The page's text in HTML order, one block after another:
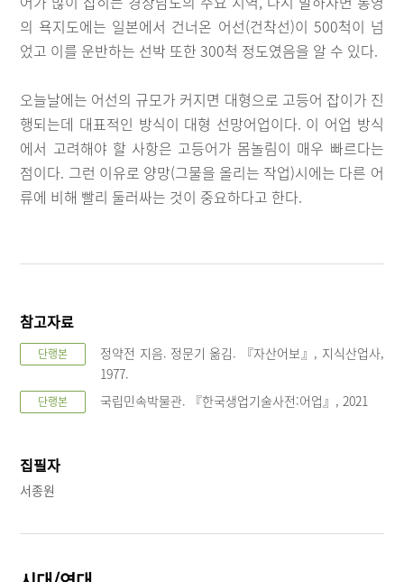
의 욕지도에는 일본에서 건너온 어선(건착선)이 500척이 넘
었고 이를 운반하는 선박 또한 300척 정도였음을 알 수 있다.
오늘날에는 어선의 규모가 커지면 대형으로 고등어 잡이가 진
행되는데 대표적인 방식이 대형 선망어업이다. 이 어업 방식
에서 고려해야 할 사항은 고등어가 몸놀림이 매우 빠르다는
점이다. 그런 이유로 양망(그물을 올리는 작업)시에는 다른 어
류에 비해 빨리 둘러싸는 것이 중요하다고 한다.
참고자료
단행본
정약전 지음. 정문기 옮김. 『자산어보』, 지식산업사,
1977.
단행본 국립민속박물관. 『한국생업기술사전:어업』, 2021
집필자
서종원